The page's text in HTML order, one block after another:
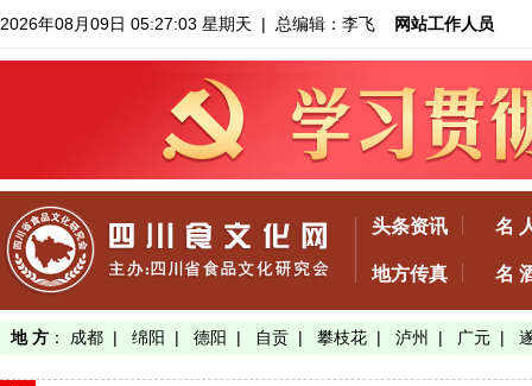
2026年08月09日 05:27:03 星期天 | 总编辑：李飞 网站工作人员
头条资讯 名
地方传真 名
地 方 ： 成都 | 绵阳 | 德阳 | 自贡 | 攀枝花 | 泸州 | 广元 |